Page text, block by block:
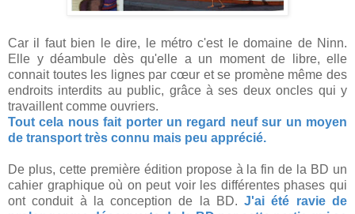
Car il faut bien le dire, le métro c'est le domaine de Ninn.
Elle y déambule dès qu'elle a un moment de libre, elle
connait toutes les lignes par cœur et se promène même des
endroits interdits au public, grâce à ses deux oncles qui y
travaillent comme ouvriers.
Tout cela nous fait porter un regard neuf sur un moyen
de transport très connu mais peu apprécié.
De plus, cette première édition propose à la fin de la BD un
cahier graphique où on peut voir les différentes phases qui
ont conduit à la conception de la BD.J'ai été ravie de